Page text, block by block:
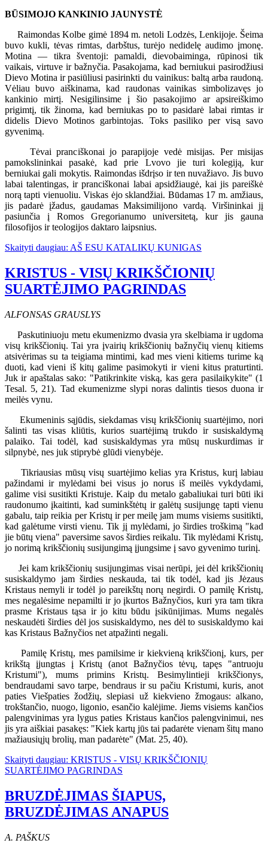
BŪSIMOJO KANKINIO JAUNYSTĖ
Raimondas Kolbe gimė 1894 m. netoli Lodzės, Lenkijoje. Šeima
buvo kukli, tėvas rimtas, darbštus, turėjo nedidelę audimo įmonę.
Motina — tikra šventoji: pamaldi, dievobaiminga, rūpinosi tik
vaikais, virtuve ir bažnyčia. Pasakojama, kad berniukui pasirodžiusi
Dievo Motina ir pasiūliusi pasirinkti du vainikus: baltą arba raudoną.
Vėliau buvo aiškinama, kad raudonas vainikas simbolizavęs jo
kankinio mirtį. Nesigilinsime į šio pasakojimo ar apsireiškimo
prigimtį, tik žinoma, kad berniukas po to pasidarė labai rimtas ir
didelis Dievo Motinos garbintojas. Toks pasiliko per visą savo
gyvenimą.
Tėvai pranciškonai jo parapijoje vedė misijas. Per misijas
pamokslininkai pasakė, kad prie Lvovo jie turi kolegiją, kur
berniukai gali mokytis. Raimondas išdrįso ir ten nuvažiavo. Jis buvo
labai talentingas, ir pranciškonai labai apsidžiaugė, kai jis pareiškė
norą tapti vienuoliu. Viskas ėjo sklandžiai. Būdamas 17 m. amžiaus,
jis padarė įžadus, gaudamas Maksimilijono vardą. Viršininkai jį
pasiunčia į Romos Gregorianumo universitetą, kur jis gauna
filosofijos ir teologijos daktaro laipsnius.
Skaityti daugiau: AŠ ESU KATALIKŲ KUNIGAS
KRISTUS - VISŲ KRIKŠČIONIŲ
SUARTĖJIMO PAGRINDAS
ALFONSAS GRAUSLYS
Paskutiniuoju metu ekumenizmo dvasia yra skelbiama ir ugdoma
visų krikščionių. Tai yra įvairių krikščionių bažnyčių vienų kitiems
atsivėrimas su ta teigiama mintimi, kad mes vieni kitiems turime ką
duoti, kad vieni iš kitų galime pasimokyti ir vieni kitus praturtinti.
Juk ir apaštalas sako: "Patikrinkite viską, kas gera pasilaikykite" (1
Tesal. 5, 21). Tad ekumenizme slypi noras dalintis tiesos duona ir
meilės vynu.
Ekumeninis sąjūdis, siekdamas visų krikščionių suartėjimo, nori
šalinti tas visas kliūtis, kurios suartėjimą trukdo ir susiskaldymą
palaiko. Tai todėl, kad susiskaldymas yra mūsų nuskurdimas ir
silpnybė, nes juk stiprybė glūdi vienybėje.
Tikriausias mūsų visų suartėjimo kelias yra Kristus, kurį labiau
pažindami ir mylėdami bei visus jo norus iš meilės vykdydami,
galime visi susitikti Kristuje. Kaip du metalo gabaliukai turi būti iki
raudonumo įkaitinti, kad suminkštėtų ir galėtų susijungę tapti vienu
gabalu, taip reikia per Kristų ir per meilę jam mums visiems susitikti,
kad galėtume virsti vienu. Tik jį mylėdami, jo širdies troškimą "kad
jie būtų viena" paversime savos širdies reikalu. Tik mylėdami Kristų,
jo norimą krikščionių susijungimą įjungsime į savo gyvenimo turinį.
Jei kam krikščionių susijungimas visai nerūpi, jei dėl krikščionių
susiskaldymo jam širdies neskauda, tai tik todėl, kad jis Jėzaus
Kristaus nemyli ir todėl jo pareikštų norų negirdi. O pamilę Kristų,
mes negalėsime nepamilti ir jo įkurtos Bažnyčios, kuri yra tam tikra
prasme Kristaus tąsa ir jo kitu būdu įsikūnijimas. Mums negalės
neskaudėti širdies dėl jos susiskaldymo, nes dėl to susiskaldymo kai
kas Kristaus Bažnyčios net atpažinti negali.
Pamilę Kristų, mes pamilsime ir kiekvieną krikščionį, kurs, per
krikštą įjungtas į Kristų (anot Bažnyčios tėvų, tapęs "antruoju
Kristumi"), mums primins Kristų. Besimylintieji krikščionys,
bendraudami savo tarpe, bendraus ir su pačiu Kristumi, kuris, anot
paties Viešpaties žodžių, slepiasi už kiekvieno žmogaus: alkano,
trokštančio, nuogo, ligonio, esančio kalėjime. Jiems visiems kančios
palengvinimas yra lygus paties Kristaus kančios palengvinimui, nes
jis yra aiškiai pasakęs: "Kiek kartų jūs tai padarėte vienam šitų mano
mažiausiųjų brolių, man padarėte" (Mat. 25, 40).
Skaityti daugiau: KRISTUS - VISŲ KRIKŠČIONIŲ
SUARTĖJIMO PAGRINDAS
BRUZDĖJIMAS ŠIAPUS,
BRUZDĖJIMAS ANAPUS
A. PAŠKUS